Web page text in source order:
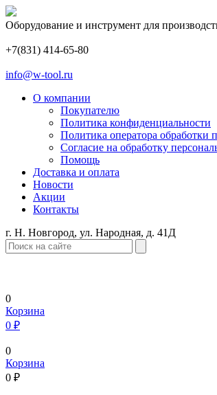
Оборудование и инструмент для
+7(831) 414-65-80
info@w-tool.ru
О компании
Покупателю
Политика конфиденциальности
Политика оператора обработки
Согласие на обработку
Помощь
Доставка и оплата
Новости
Акции
Контакты
г. Н. Новгород, ул. Народная, д. 41Д
0
Корзина
0 ₽
0
Корзина
0 ₽